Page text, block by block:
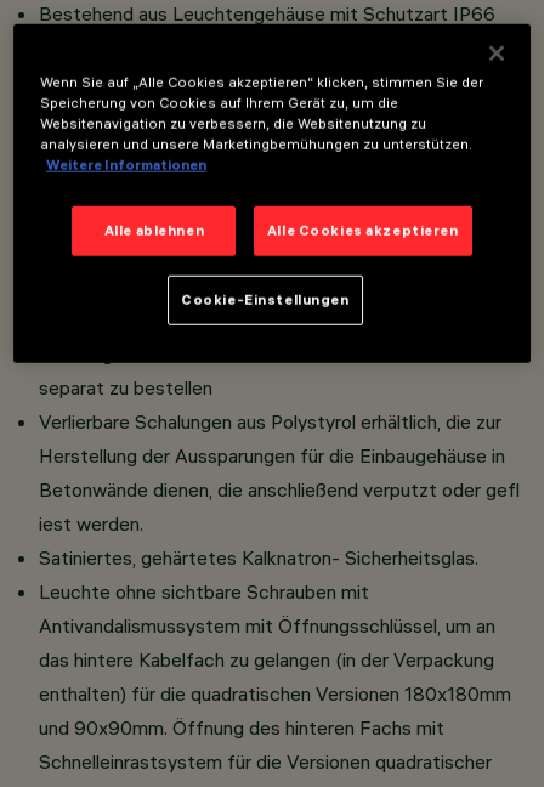
Bestehend aus Leuchtengehäuse mit Schutzart IP66
Leuchtengehäuse und Basis aus einer Aluminiumlegierung
mit Pulverlack beschichtet, was eine hohe Beständigkeit
gegen Witterungseinfl üsse und UV-Strahlen
Leuchtengehäuses.
Inklusive Kabelverschraubung aus Kunststoffmaterial
und abgehendem Kabel mit einer Länge von 0,5 m
separat zu bestellen
Verlierbare Schalungen aus Polystyrol erhältlich, die zur
Herstellung der Aussparungen für die Einbaugehäuse in
Betonwände dienen, die anschließend verputzt oder gefl
iest werden.
Satiniertes, gehärtetes Kalknatron- Sicherheitsglas.
Leuchte ohne sichtbare Schrauben mit
Antivandalismussystem mit Öffnungsschlüssel, um an
das hintere Kabelfach zu gelangen (in der Verpackung
enthalten) für die quadratischen Versionen 180x180mm
und 90x90mm. Öffnung des hinteren Fachs mit
Schnelleinrastsystem für die Versionen quadratischer
Wenn Sie auf „Alle Cookies akzeptieren“ klicken, stimmen Sie der
Speicherung von Cookies auf Ihrem Gerät zu, um die
Websitenavigation zu verbessern, die Websitenutzung zu
analysieren und unsere Marketingbemühungen zu unterstützen.
Weitere Informationen
Alle ablehnen Alle Cookies akzeptieren
Cookie-Einstellungen